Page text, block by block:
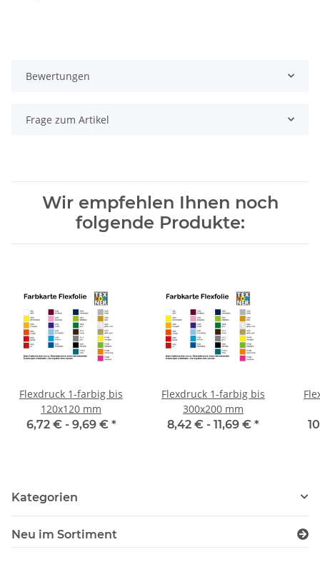
Bewertungen
Frage zum Artikel
Wir empfehlen Ihnen noch
folgende Produkte:
Flexdruck 1-farbig bis
120x120 mm
6,72 € - 9,69 € *
Flexdruck 1-farbig bis
300x200 mm
8,42 € - 11,69 € *
Kategorien
Neu im Sortiment